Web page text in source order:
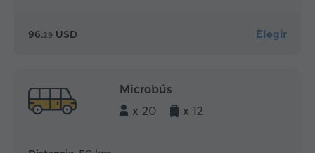
96.29 USD Elegir
Microbús
x 20
x 12